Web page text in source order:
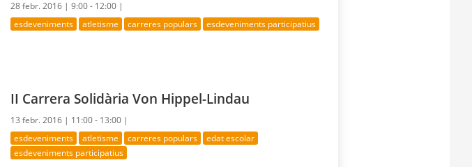
28 febr. 2016 |9:00 - 12:00 |
esdeveniments atletisme carreres populars esdeveniments participatius
II Carrera Solidària Von Hippel-Lindau
13 febr. 2016 | 11:00 - 13:00 |
esdeveniments atletisme carreres populars
edat escolar
esdeveniments participatius